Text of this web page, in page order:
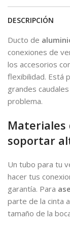
DESCRIPCIÓN
Ducto de
conexiones de
los accesorios
flexibilidad. Está
grandes
problema.
Materiales
soportar
Un tubo para tu
hacer tus
garantía. Para
parte de la cinta
tamaño de la